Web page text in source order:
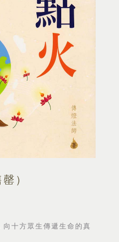
）
十方眾生傳遞生命的真